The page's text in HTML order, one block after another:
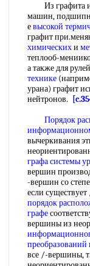
Из графита
машин,
евысокой
графит
химическихи
теплооб-
а также для рулей
технике
урана) графит
нейтронов.
Порядок
вычеркивания
графасистемы
вершин
-вершин со
если
порядок
графе
вершины из
преобразований
все /-вершины,